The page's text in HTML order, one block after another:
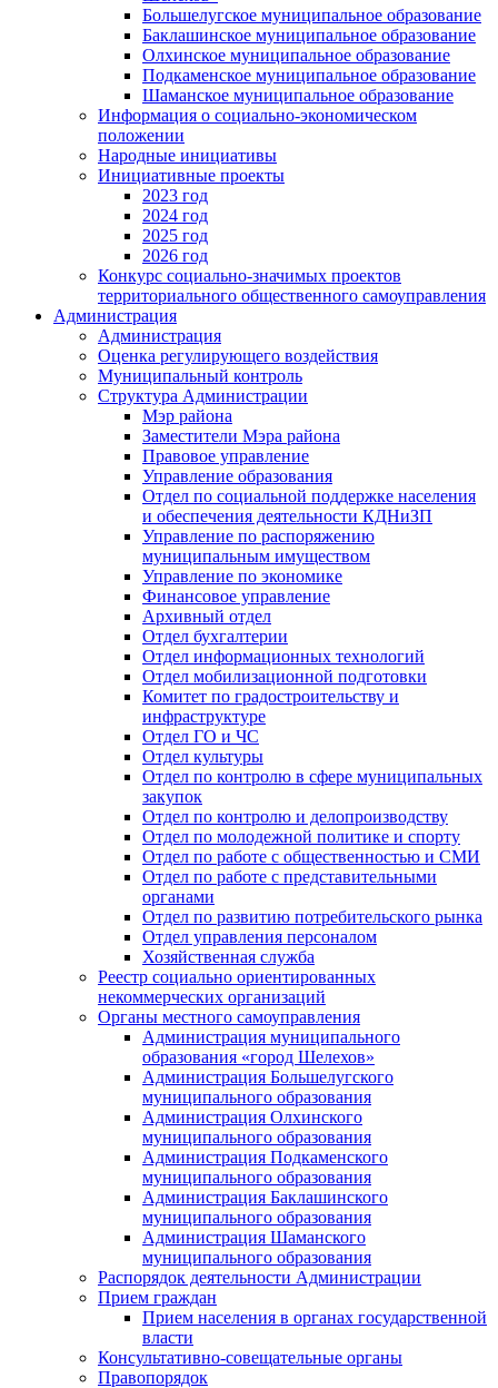
Большелугское муниципальное образование
Баклашинское муниципальное образование
Олхинское муниципальное образование
Подкаменское муниципальное образование
Шаманское муниципальное образование
Информация о социально-экономическом
положении
Народные инициативы
Инициативные проекты
2023 год
2024 год
2025 год
2026 год
Конкурс социально-значимых проектов
территориального общественного самоуправления
Администрация
Администрация
Оценка регулирующего воздействия
Муниципальный контроль
Структура Администрации
Мэр района
Заместители Мэра района
Правовое управление
Управление образования
Отдел по социальной поддержке населения
и обеспечения деятельности КДНиЗП
Управление по распоряжению
муниципальным имуществом
Управление по экономике
Финансовое управление
Архивный отдел
Отдел бухгалтерии
Отдел информационных технологий
Отдел мобилизационной подготовки
Комитет по градостроительству и
инфраструктуре
Отдел ГО и ЧС
Отдел культуры
Отдел по контролю в сфере муниципальных
закупок
Отдел по контролю и делопроизводству
Отдел по молодежной политике и спорту
Отдел по работе с общественностью и СМИ
Отдел по работе с представительными
органами
Отдел по развитию потребительского рынка
Отдел управления персоналом
Хозяйственная служба
Реестр социально ориентированных
некоммерческих организаций
Органы местного самоуправления
Администрация муниципального
образования «город Шелехов»
Администрация Большелугского
муниципального образования
Администрация Олхинского
муниципального образования
Администрация Подкаменского
муниципального образования
Администрация Баклашинского
муниципального образования
Администрация Шаманского
муниципального образования
Распорядок деятельности Администрации
Прием граждан
Прием населения в органах государственной
власти
Консультативно-совещательные органы
Правопорядок